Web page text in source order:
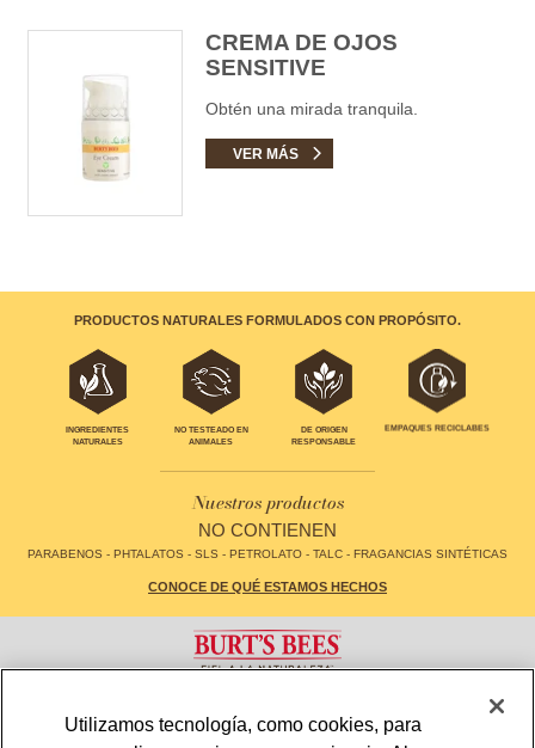
CREMA DE OJOS
SENSITIVE
Obtén una mirada tranquila.
VER MÁS
PRODUCTOS NATURALES FORMULADOS CON PROPÓSITO.
INGREDIENTES
NATURALES
NO TESTEADO EN
ANIMALES
DE ORIGEN
RESPONSABLE
EMPAQUES RECICLABES
Nuestros productos
NO CONTIENEN
PARABENOS - PHTALATOS - SLS - PETROLATO - TALC - FRAGANCIAS SINTÉTICAS
CONOCE DE QUÉ ESTAMOS HECHOS
LOCALIZADOR DE TIENDAS
MAPA DE SITIO
Utilizamos tecnología, como cookies, para